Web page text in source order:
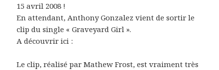
15 avril 2008 !
En attendant, Anthony Gonzalez vient de sortir le
clip du single « Graveyard Girl ».
A découvrir ici :
Le clip, réalisé par Mathew Frost, est vraiment très